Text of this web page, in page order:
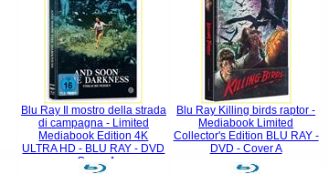
Blu Ray Il mostro della strada
di campagna - Limited
Mediabook Edition 4K
ULTRA HD - BLU RAY - DVD
- Cover A
Blu Ray Killing birds raptor -
Mediabook Limited
Collector's Edition BLU RAY -
DVD - Cover A